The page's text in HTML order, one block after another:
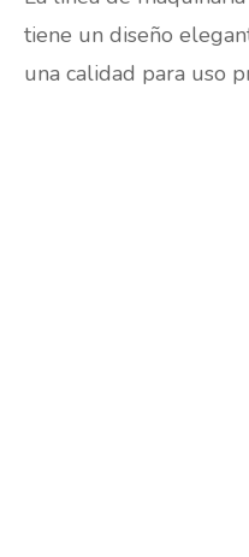
tiene un diseño
una calidad para uso